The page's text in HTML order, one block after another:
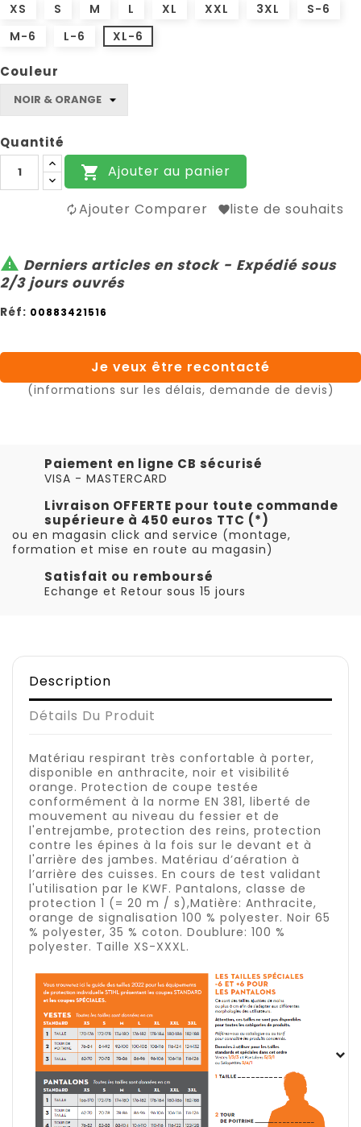
XS S M L XL XXL 3XL
S-6
M-6
L-6 XL-6
Couleur
Quantité
 Ajouter au panier
Ajouter Comparer liste de souhaits
 Derniers articles en stock - Expédié sous
2/3 jours ouvrés
Réf: 00883421516
Je veux être recontacté
(informations sur les délais, demande de devis)
Paiement en ligne CB sécurisé
VISA - MASTERCARD
Livraison OFFERTE pour toute commande
supérieure à 450 euros TTC (*)
ou en magasin click and service (montage,
formation et mise en route au magasin)
Satisfait ou remboursé
Echange et Retour sous 15 jours
Description
Détails Du Produit
Matériau respirant très confortable à porter,
disponible en anthracite, noir et visibilité
orange. Protection de coupe testée
conformément à la norme EN 381, liberté de
mouvement au niveau du fessier et de
l'entrejambe, protection des reins, protection
contre les épines à la fois sur le devant et à
l'arrière des jambes. Matériau d’aération à
l’arrière des cuisses. En cours de test validant
l'utilisation par le KWF. Pantalons, classe de
protection 1 (= 20 m / s),Matière: Anthracite,
orange de signalisation 100 % polyester. Noir 65
% polyester, 35 % coton. Doublure: 100 %
polyester. Taille XS-XXXL.